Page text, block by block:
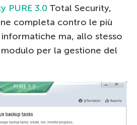
PURE 3.0 Total Security,
completa contro le più
ma, allo stesso
per la gestione del